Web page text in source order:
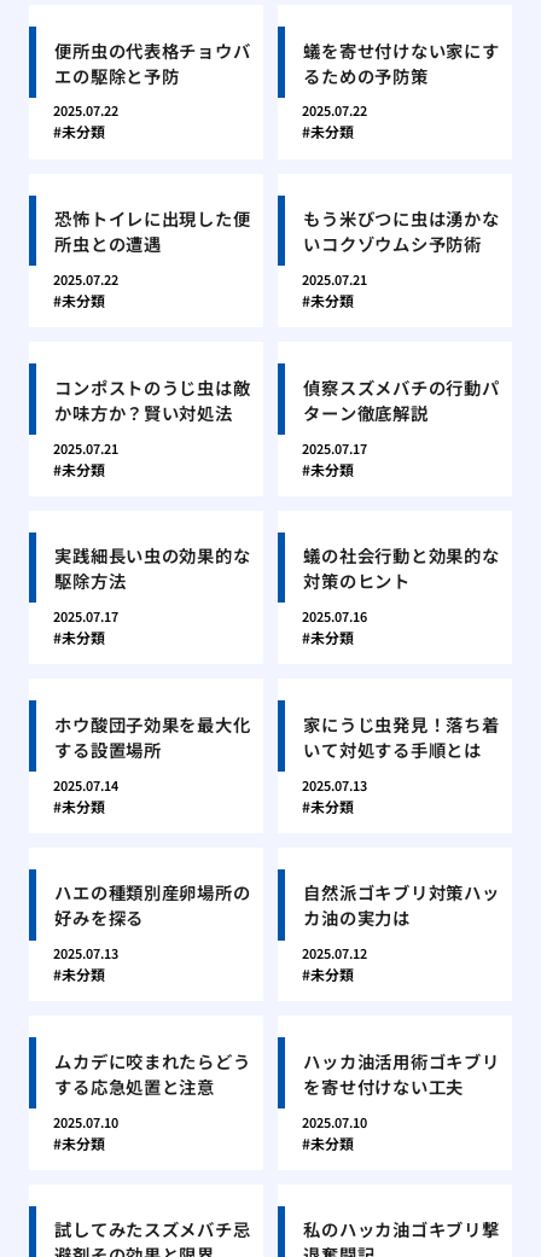
便所虫の代表格チョウバ
エの駆除と予防
2025.07.22
未分類
蟻を寄せ付けない家にす
るための予防策
2025.07.22
未分類
恐怖トイレに出現した便
所虫との遭遇
2025.07.22
未分類
もう米びつに虫は湧かな
いコクゾウムシ予防術
2025.07.21
未分類
コンポストのうじ虫は敵
か味方か？賢い対処法
2025.07.21
未分類
偵察スズメバチの行動パ
ターン徹底解説
2025.07.17
未分類
実践細長い虫の効果的な
駆除方法
2025.07.17
未分類
蟻の社会行動と効果的な
対策のヒント
2025.07.16
未分類
ホウ酸団子効果を最大化
する設置場所
2025.07.14
未分類
家にうじ虫発見！落ち着
いて対処する手順とは
2025.07.13
未分類
ハエの種類別産卵場所の
好みを探る
2025.07.13
未分類
自然派ゴキブリ対策ハッ
カ油の実力は
2025.07.12
未分類
ムカデに咬まれたらどう
する応急処置と注意
2025.07.10
未分類
ハッカ油活用術ゴキブリ
を寄せ付けない工夫
2025.07.10
未分類
試してみたスズメバチ忌
私のハッカ油ゴキブリ撃